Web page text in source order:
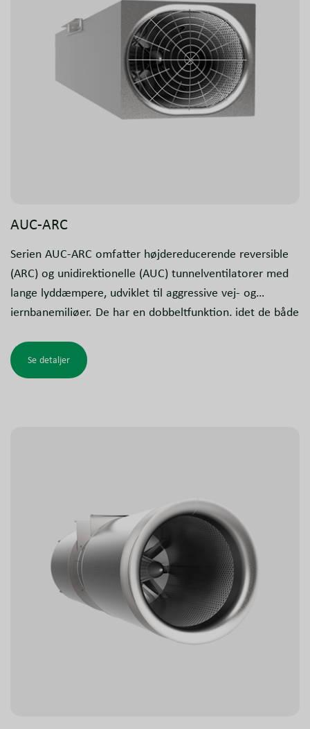
AUC-ARC
Serien AUC-ARC omfatter højdereducerende reversible
(ARC) og unidirektionelle (AUC) tunnelventilatorer med
lange lyddæmpere, udviklet til aggressive vej- og
jernbanemiljøer. De har en dobbeltfunktion, idet de både
certificerede røggasventilatorer som en del af
brandsikringssystemet.
Se detaljer